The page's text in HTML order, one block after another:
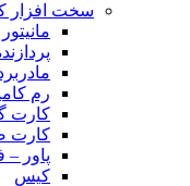
سخت افزار
مانیتور
رم
کارت
کارت
پاور –
کیس